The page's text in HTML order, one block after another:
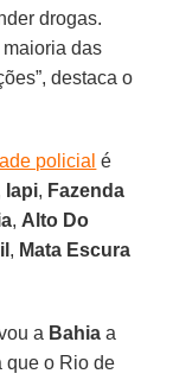
drogas.
das
destaca o
policial é
Iapi, Fazenda
, Alto Do
, Mata Escura
a Bahia a
que o Rio de